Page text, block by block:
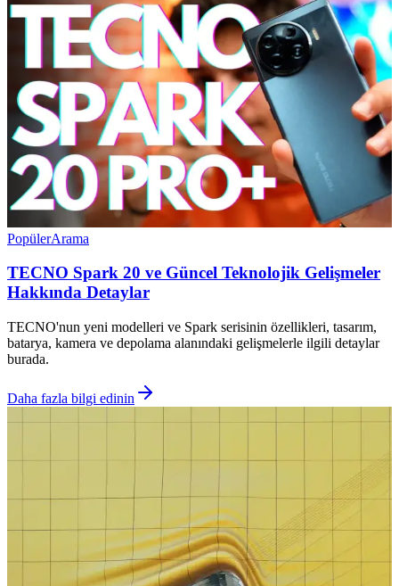
PopülerArama
TECNO Spark 20 ve Güncel Teknolojik Gelişmeler
Hakkında Detaylar
TECNO'nun yeni modelleri ve Spark serisinin özellikleri, tasarım,
batarya, kamera ve depolama alanındaki gelişmelerle ilgili detaylar
burada.
Daha fazla bilgi edinin